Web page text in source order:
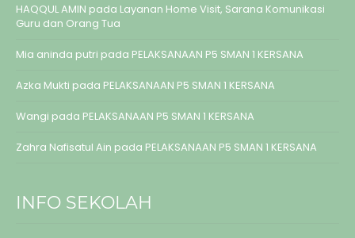
HAQQUL AMIN pada Layanan Home Visit, Sarana Komunikasi
Guru dan Orang Tua
Mia aninda putri pada PELAKSANAAN P5 SMAN 1 KERSANA
Azka Mukti pada PELAKSANAAN P5 SMAN 1 KERSANA
Wangi pada PELAKSANAAN P5 SMAN 1 KERSANA
Zahra Nafisatul Ain pada PELAKSANAAN P5 SMAN 1 KERSANA
INFO SEKOLAH